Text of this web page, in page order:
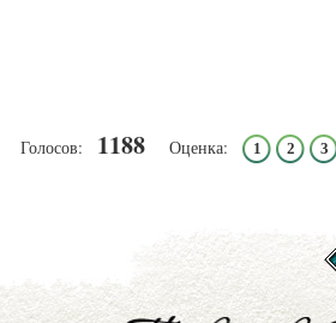
Голосов: 1188 Оценка: 1 2 3